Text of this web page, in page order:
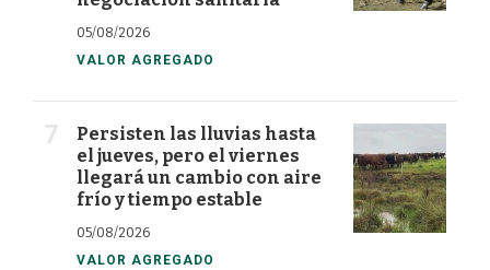
05/08/2026
VALOR AGREGADO
Persisten las lluvias hasta
el jueves, pero el viernes
llegará un cambio con aire
frío y tiempo estable
05/08/2026
VALOR AGREGADO